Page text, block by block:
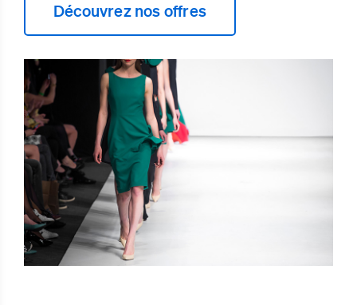
Découvrez nos offres